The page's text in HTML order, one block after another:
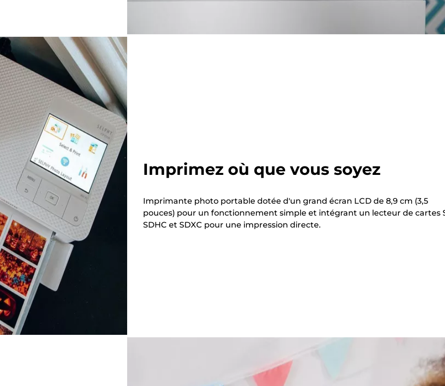
Imprimez où que vous soyez
Imprimante photo portable dotée d'un grand écran LCD de 8,9 cm (3,5
pouces) pour un fonctionnement simple et intégrant un lecteur de cartes
SDHC et SDXC pour une impression directe.